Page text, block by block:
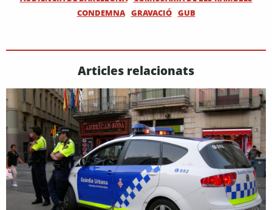
CONDEMNA GRAVACIÓ GUB
Articles relacionats